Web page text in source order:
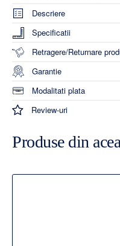
Descriere
Specificatii
Retragere/Returnare
Garantie
Modalitati plata
Review-uri
Produse din